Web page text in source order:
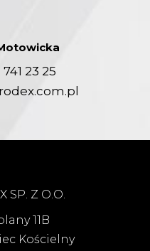
23 25
SP. Z O.O.
11B
Kościelny